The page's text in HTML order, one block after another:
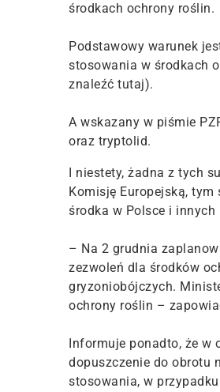
środkach ochrony roślin.
Podstawowy warunek
stosowania w środkach
znaleźć tutaj).
A wskazany w piśmie
oraz tryptolid.
I niestety, żadna z tych
Komisję Europejską,
środka w Polsce i innych
– Na 2 grudnia
zezwoleń dla środków
gryzoniobójczych.
ochrony roślin –
Informuje ponadto, że
dopuszczenie do obrotu
stosowania, w